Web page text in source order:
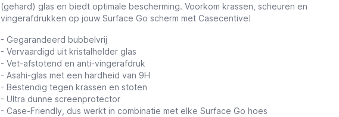
(gehard) glas en biedt optimale bescherming. Voorkom krassen, scheuren en
vingerafdrukken op jouw Surface Go scherm met Casecentive!
- Gegarandeerd bubbelvrij
- Vervaardigd uit kristalhelder glas
- Vet-afstotend en anti-vingerafdruk
- Asahi-glas met een hardheid van 9H
- Bestendig tegen krassen en stoten
- Ultra dunne screenprotector
- Case-Friendly, dus werkt in combinatie met elke Surface Go hoes